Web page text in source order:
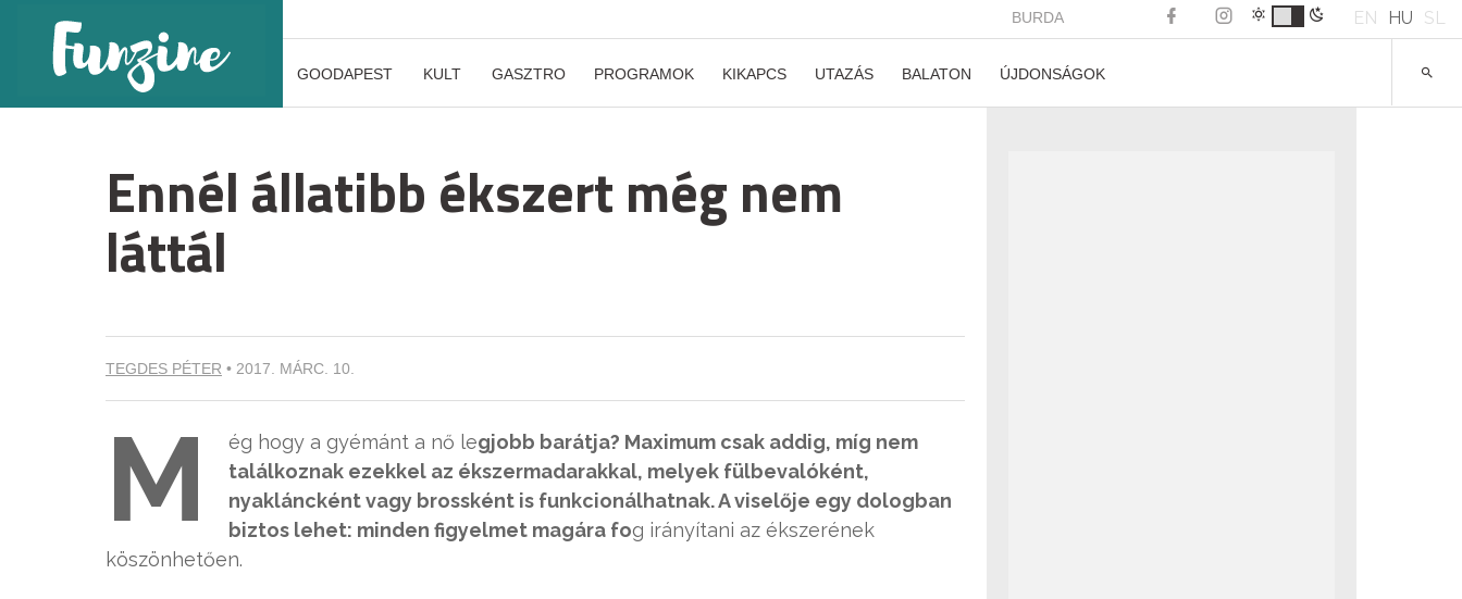
BURDA EN HU SL
GOODAPEST KULT GASZTRO PROGRAMOK KIKAPCS UTAZÁS BALATON ÚJDONSÁGOK
Ennél állatibb ékszert még nem
láttál
TEGDES PÉTER • 2017. MÁRC. 10.
M ég hogy a gyémánt a nő legjobb barátja? Maximum csak addig, míg nem
találkoznak ezekkel az ékszermadarakkal, melyek fülbevalóként,
nyakláncként vagy brossként is funkcionálhatnak. A viselője egy dologban
biztos lehet: minden figyelmet magára fog irányítani az ékszerének
köszönhetően.